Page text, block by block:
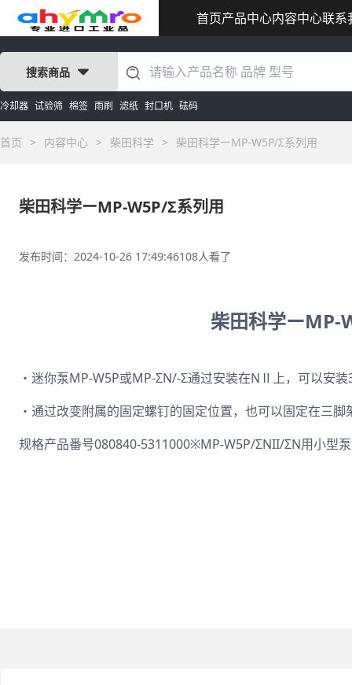
首页产品中心内容中心联系
搜索商品
冷却器 试验筛 棉签 雨刷 滤纸 封口机 砝码
首页 > 内容中心 > 柴田科学 > 柴田科学ーMP-W5P/Σ系列用
柴田科学ーMP-W5P/Σ系列用
发布时间：2024-10-26 17:49:46108人看了
柴田科学ーMP-
・迷你泵MP-W5P或MP-ΣN/-Σ通过安装在NⅡ上，可以安
・通过改变附属的固定螺钉的固定位置，也可以固定在三脚
规格产品番号080840-5311000※MP-W5P/ΣNII/ΣN用小型